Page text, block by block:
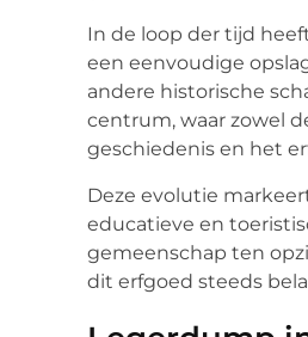
In de loop der tijd
een eenvoudige
andere historische
centrum, waar zowel
geschiedenis en het
Deze evolutie
educatieve en
gemeenschap ten
dit erfgoed steeds